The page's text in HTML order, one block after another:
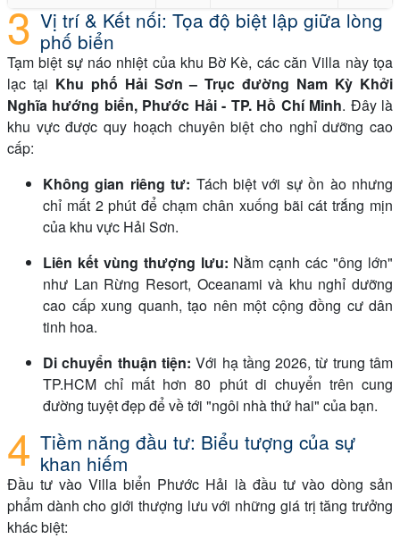
Vị trí & Kết nối: Tọa độ biệt lập giữa lòng
phố biển
Tạm biệt sự náo nhiệt của khu Bờ Kè, các căn Villa này tọa
lạc tại Khu phố Hải Sơn – Trục đường Nam Kỳ Khởi
Nghĩa hướng biển, Phước Hải - TP. Hồ Chí Minh. Đây là
khu vực được quy hoạch chuyên biệt cho nghỉ dưỡng cao
cấp:
Không gian riêng tư: Tách biệt với sự ồn ào nhưng
chỉ mất 2 phút để chạm chân xuống bãi cát trắng mịn
của khu vực Hải Sơn.
Liên kết vùng thượng lưu: Nằm cạnh các "ông lớn"
như Lan Rừng Resort, Oceanami và khu nghỉ dưỡng
cao cấp xung quanh, tạo nên một cộng đồng cư dân
tinh hoa.
Di chuyển thuận tiện: Với hạ tầng 2026, từ trung tâm
TP.HCM chỉ mất hơn 80 phút di chuyển trên cung
đường tuyệt đẹp để về tới "ngôi nhà thứ hai" của bạn.
Tiềm năng đầu tư: Biểu tượng của sự
khan hiếm
Đầu tư vào Villa biển Phước Hải là đầu tư vào dòng sản
phẩm dành cho giới thượng lưu với những giá trị tăng trưởng
khác biệt: